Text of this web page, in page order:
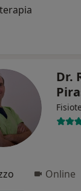
Dr.
Online